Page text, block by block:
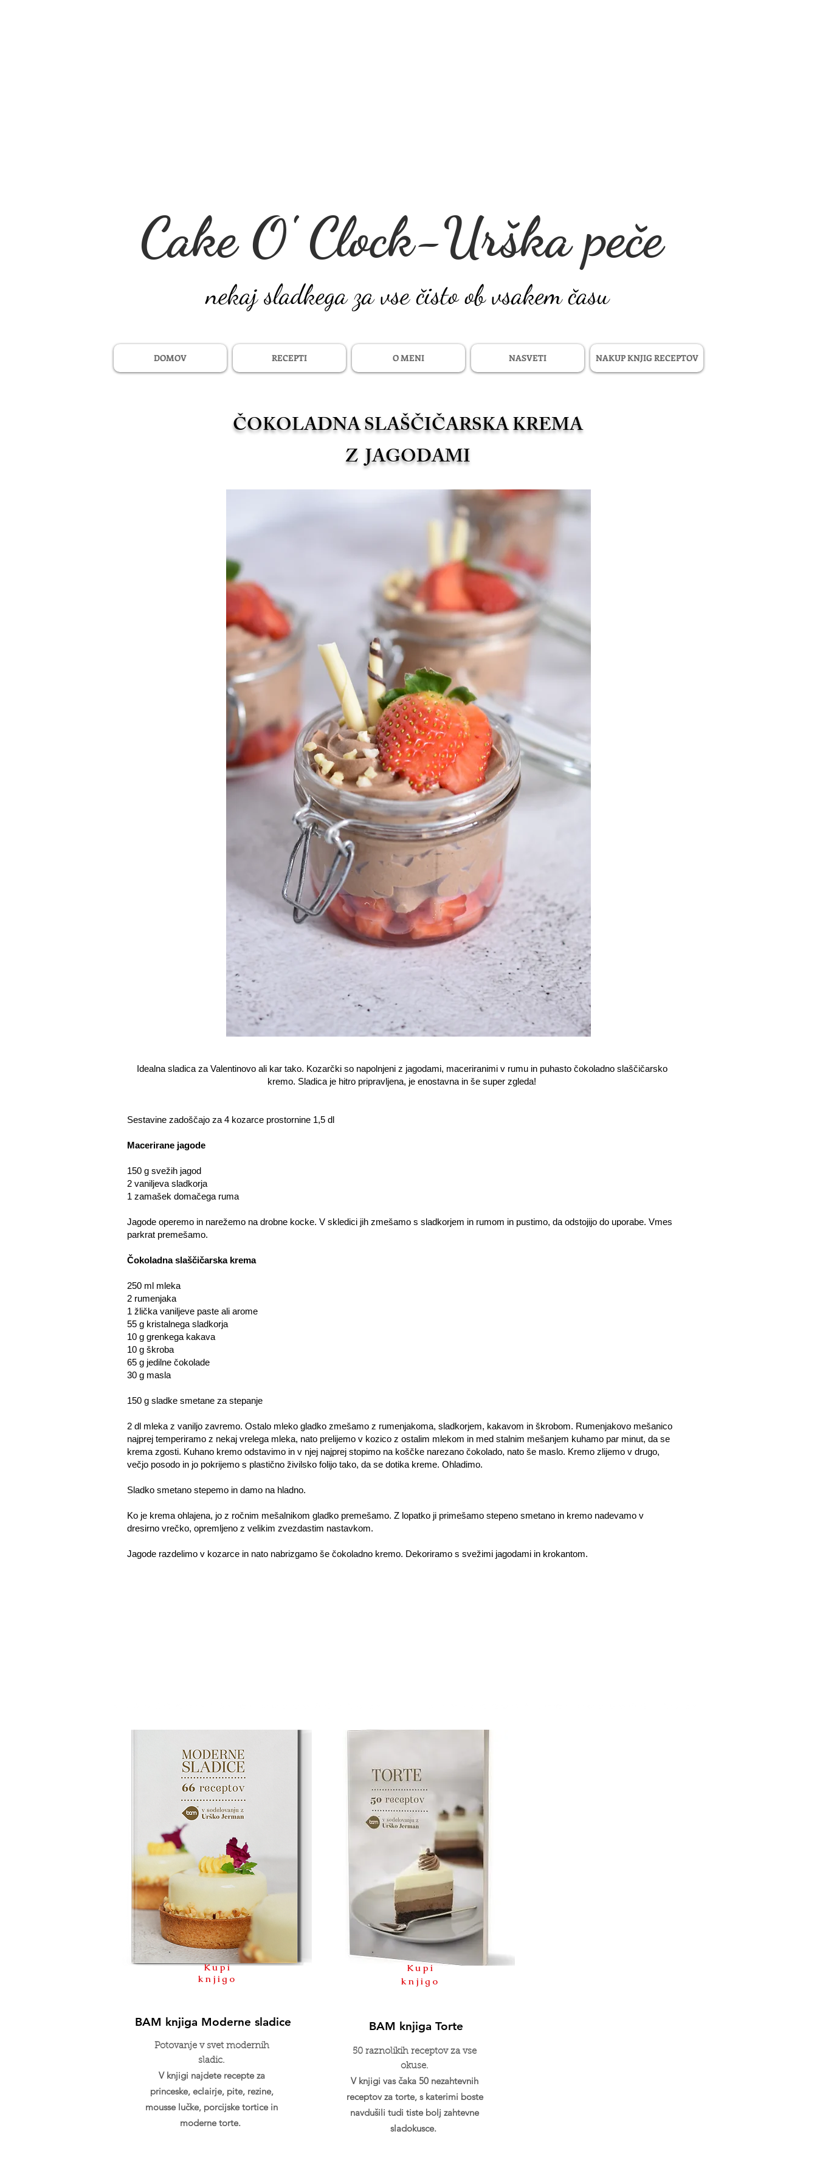
Cake O' Clock-Urška peče
nekaj sladkega za vse čisto ob vsakem času
DOMOV RECEPTI O MENI NASVETI NAKUP KNJIG RECEPTOV
ČOKOLADNA SLAŠČIČARSKA KREMA
Z JAGODAMI
Idealna sladica za Valentinovo ali kar tako. Kozarčki so napolnjeni z jagodami, maceriranimi v rumu in puhasto čokoladno slaščičarsko
kremo. Sladica je hitro pripravljena, je enostavna in še super zgleda!
Sestavine zadoščajo za 4 kozarce prostornine 1,5 dl
Macerirane jagode
150 g svežih jagod
2 vaniljeva sladkorja
1 zamašek domačega ruma
Jagode operemo in narežemo na drobne kocke. V skledici jih zmešamo s sladkorjem in rumom in pustimo, da odstojijo do uporabe. Vmes
parkrat premešamo.
Čokoladna slaščičarska krema
250 ml mleka
2 rumenjaka
1 žlička vaniljeve paste ali arome
55 g kristalnega sladkorja
10 g grenkega kakava
10 g škroba
65 g jedilne čokolade
30 g masla
150 g sladke smetane za stepanje
2 dl mleka z vaniljo zavremo. Ostalo mleko gladko zmešamo z rumenjakoma, sladkorjem, kakavom in škrobom. Rumenjakovo mešanico
najprej temperiramo z nekaj vrelega mleka, nato prelijemo v kozico z ostalim mlekom in med stalnim mešanjem kuhamo par minut, da se
krema zgosti. Kuhano kremo odstavimo in v njej najprej stopimo na koščke narezano čokolado, nato še maslo. Kremo zlijemo v drugo,
večjo posodo in jo pokrijemo s plastično živilsko folijo tako, da se dotika kreme. Ohladimo.
Sladko smetano stepemo in damo na hladno.
Ko je krema ohlajena, jo z ročnim mešalnikom gladko premešamo. Z lopatko ji primešamo stepeno smetano in kremo nadevamo v
dresirno vrečko, opremljeno z velikim zvezdastim nastavkom.
Jagode razdelimo v kozarce in nato nabrizgamo še čokoladno kremo. Dekoriramo s svežimi jagodami in krokantom.
Kupi
knjigo
BAM knjiga Moderne sladice
Potovanje v svet modernih
sladic.
V knjigi najdete recepte za
princeske, eclairje, pite, rezine,
mousse lučke, porcijske tortice in
moderne torte.
Kupi
knjigo
BAM knjiga Torte
50 raznolikih receptov za vse
okuse.
V knjigi vas čaka 50 nezahtevnih
receptov za torte, s katerimi boste
navdušili tudi tiste bolj zahtevne
sladokusce.